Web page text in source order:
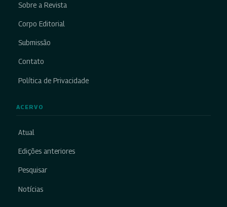
Sobre a Revista
Corpo Editorial
Submissão
Contato
Política de Privacidade
ACERVO
Atual
Edições anteriores
Pesquisar
Notícias